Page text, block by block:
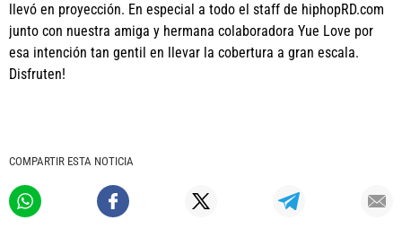
llevó en proyección. En especial a todo el staff de hiphopRD.com
junto con nuestra amiga y hermana colaboradora Yue Love por
esa intención tan gentil en llevar la cobertura a gran escala.
Disfruten!
COMPARTIR ESTA NOTICIA